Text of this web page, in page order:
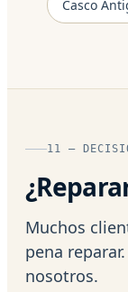
Casco
11 —
Muchos
pena
nosotros.